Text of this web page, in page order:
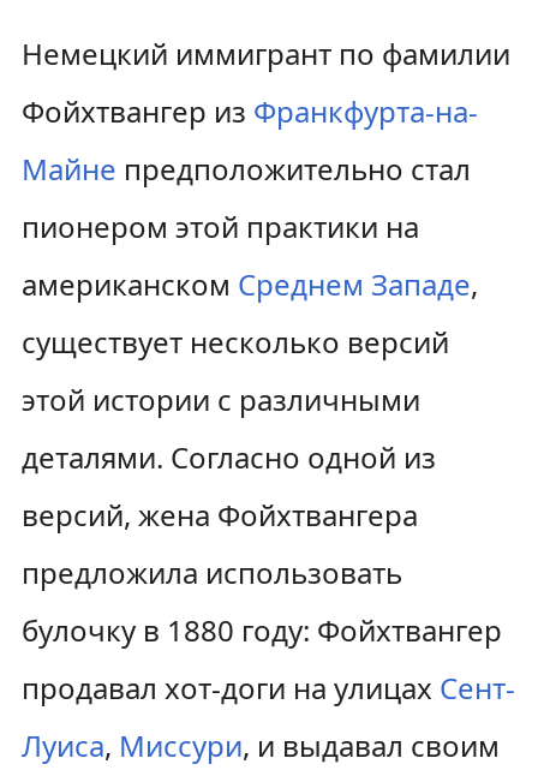
Немецкий иммигрант по фамилии
Фойхтвангер из Франкфурта-на-
Майне предположительно стал
пионером этой практики на
американском Среднем Западе,
существует несколько версий
этой истории с различными
деталями. Согласно одной из
версий, жена Фойхтвангера
предложила использовать
булочку в 1880 году: Фойхтвангер
продавал хот-доги на улицах Сент-
Луиса, Миссури, и выдавал своим